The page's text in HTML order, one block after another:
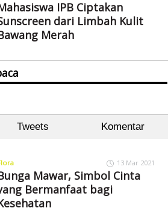
IPB Ciptakan
dari Limbah Kulit
Merah
Tweets Komentar
13 Mar 2021
Mawar, Simbol Cinta
Bermanfaat bagi